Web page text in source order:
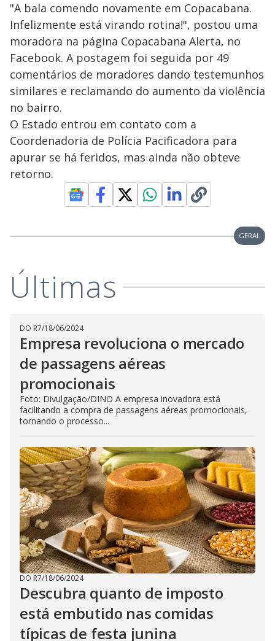
"A bala comendo novamente em Copacabana.
Infelizmente está virando rotina!", postou uma
moradora na página Copacabana Alerta, no
Facebook. A postagem foi seguida por 49
comentários de moradores dando testemunhos
similares e reclamando do aumento da violência
no bairro.
O Estado entrou em contato com a
Coordenadoria de Polícia Pacificadora para
apurar se há feridos, mas ainda não obteve
retorno.
GERAL
Últimas
DO R7/18/06/2024
Empresa revoluciona o mercado
de passagens aéreas
promocionais
Foto: Divulgação/DINO A empresa inovadora está
facilitando a compra de passagens aéreas promocionais,
tornando o processo...
DO R7/18/06/2024
Descubra quanto de imposto
está embutido nas comidas
típicas de festa junina